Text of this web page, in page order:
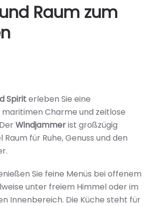
Raum zum
Spiriterleben Sie eine
Charme und zeitlose
Windjammerist großzügig
für Ruhe, Genuss und den
Sie feine Menüs bei offenem
unter freiem Himmel oder im
Innenbereich. Die Küche steht für